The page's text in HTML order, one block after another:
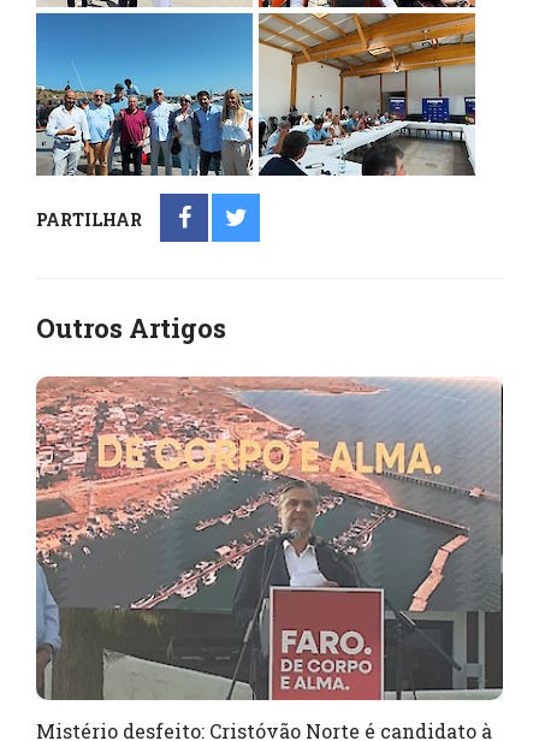
PARTILHAR
Outros Artigos
Mistério desfeito: Cristóvão Norte é candidato à